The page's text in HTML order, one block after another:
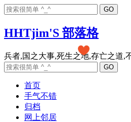
HHTjim'S 部落格
首页
手气不错
归档
网上邻居